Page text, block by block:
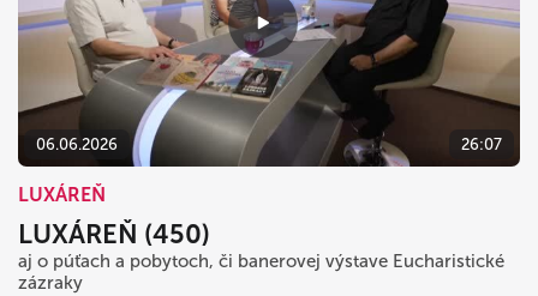
06.06.2026 26:07
LUXÁREŇ
LUXÁREŇ (450)
aj o púťach a pobytoch, či banerovej výstave Eucharistické
zázraky